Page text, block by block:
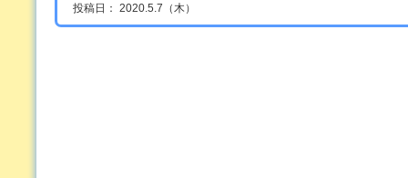
投稿日： 2020.5.7（木）